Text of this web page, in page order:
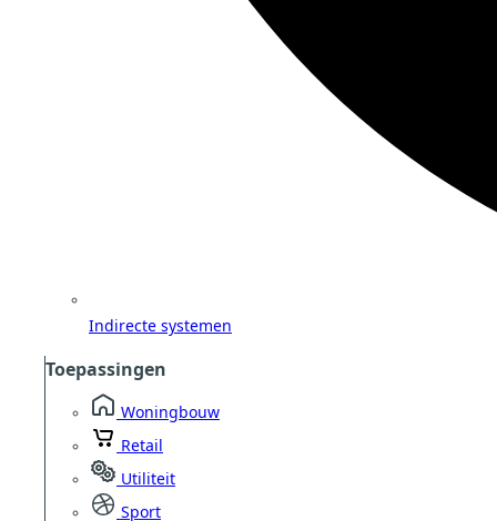
Indirecte systemen
Toepassingen
Woningbouw
Retail
Utiliteit
Sport